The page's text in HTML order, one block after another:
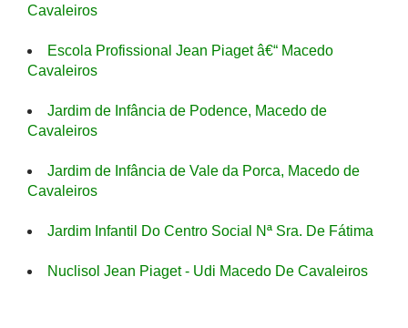
Cavaleiros
Escola Profissional Jean Piaget â€“ Macedo
Cavaleiros
Jardim de Infância de Podence, Macedo de
Cavaleiros
Jardim de Infância de Vale da Porca, Macedo de
Cavaleiros
Jardim Infantil Do Centro Social Nª Sra. De Fátima
Nuclisol Jean Piaget - Udi Macedo De Cavaleiros